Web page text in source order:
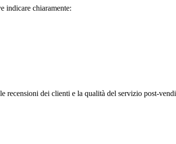
indicare chiaramente:
recensioni dei clienti e la qualità del servizio post-